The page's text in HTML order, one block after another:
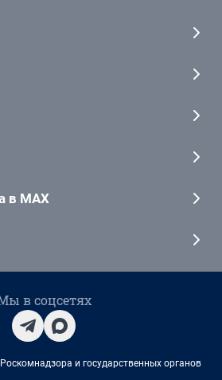
в MAX
в соцсетях
и государственных органов